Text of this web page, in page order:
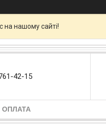
на нашому сайті!
42-15
ОПЛАТА